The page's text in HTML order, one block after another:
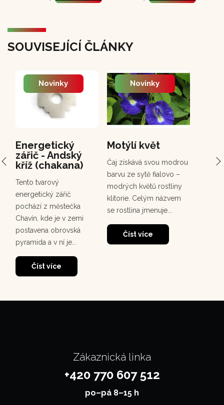
SOUVISEJÍCÍ ČLÁNKY
Energetický
zářič - Andský
kříž (chakana)
Novinky
Tento tvarový
energetický zářič
pochází z městečka
Chavín, kde je v zemi
postavena obrovská
pyramida a v ní je...
Číst více
Motýlí květ
Novinky
Čaj získává svou modrou
barvu ze sytě fialovo –
modrých květů rostliny
klitorie. Celým názvem
se rostlina jmenuje...
Číst více
Zákaznická linka
+420 770 607 512
po–⁠⁠⁠⁠⁠⁠pá 8–15 h